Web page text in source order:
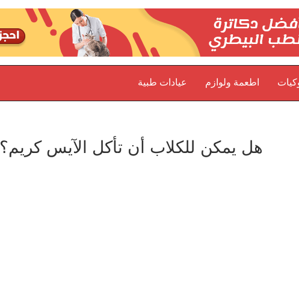
اطعمة ولوازم عيادات طبية
هل يمكن للكلاب أن تأكل الآيس كريم؟